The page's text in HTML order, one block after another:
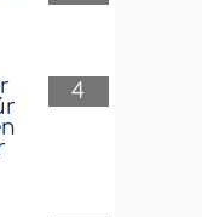
4